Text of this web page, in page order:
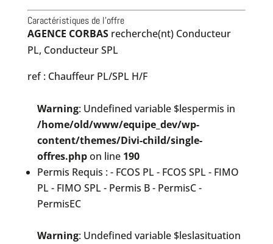
Caractéristiques de l'offre
AGENCE CORBASrecherche(nt) Conducteur
PL, Conducteur SPL
ref : Chauffeur PL/SPL H/F
Warning: Undefined variable $lespermis in
/home/old/www/equipe_dev/wp-
content/themes/Divi-child/single-
offres.phpon line 190
Permis Requis : - FCOS PL - FCOS SPL - FIMO
PL - FIMO SPL - Permis B - PermisC -
PermisEC
Warning: Undefined variable $leslasituation